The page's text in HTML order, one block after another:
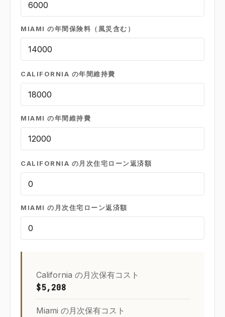
MIAMI の年間保険料（風災含む）
CALIFORNIA の年間維持費
MIAMI の年間維持費
CALIFORNIA の月次住宅ローン返済額
MIAMI の月次住宅ローン返済額
California の月次保有コスト
$5,208
Miami の月次保有コスト